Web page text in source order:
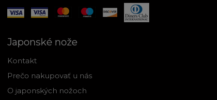
Japonské nože
Kontakt
Prečo nakupovať u nás
O japonských nožoch